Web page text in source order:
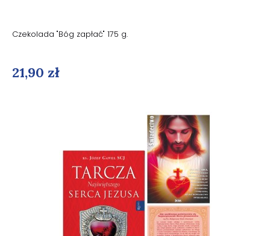
Czekolada "Bóg zapłać" 175 g.
21,90 zł